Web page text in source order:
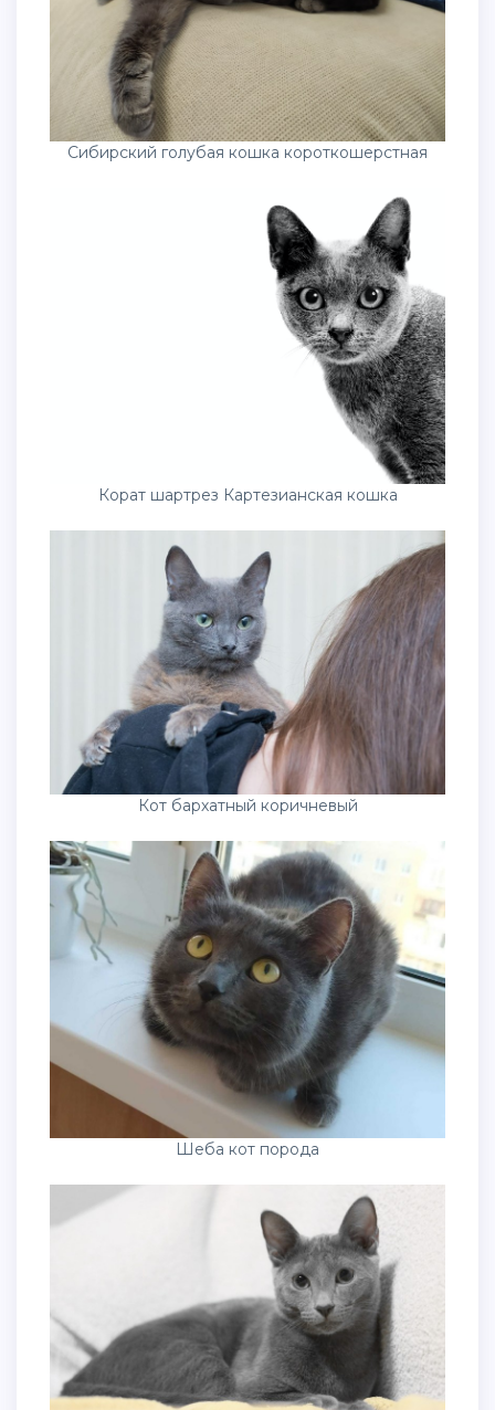
Сибирский голубая кошка короткошерстная
Корат шартрез Картезианская кошка
Кот бархатный коричневый
Шеба кот порода